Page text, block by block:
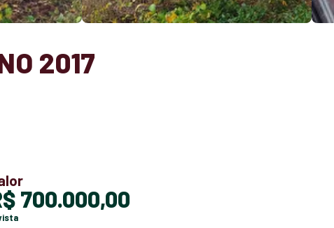
2017
R$ 700.000,00
vista